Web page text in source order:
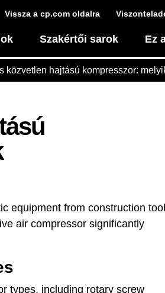
Vissza a cp.com oldalra
Szakértői sarok Ez
közvetlen hajtású kompresszor:
equipment from construction
air compressor significantly
types, including rotary screw